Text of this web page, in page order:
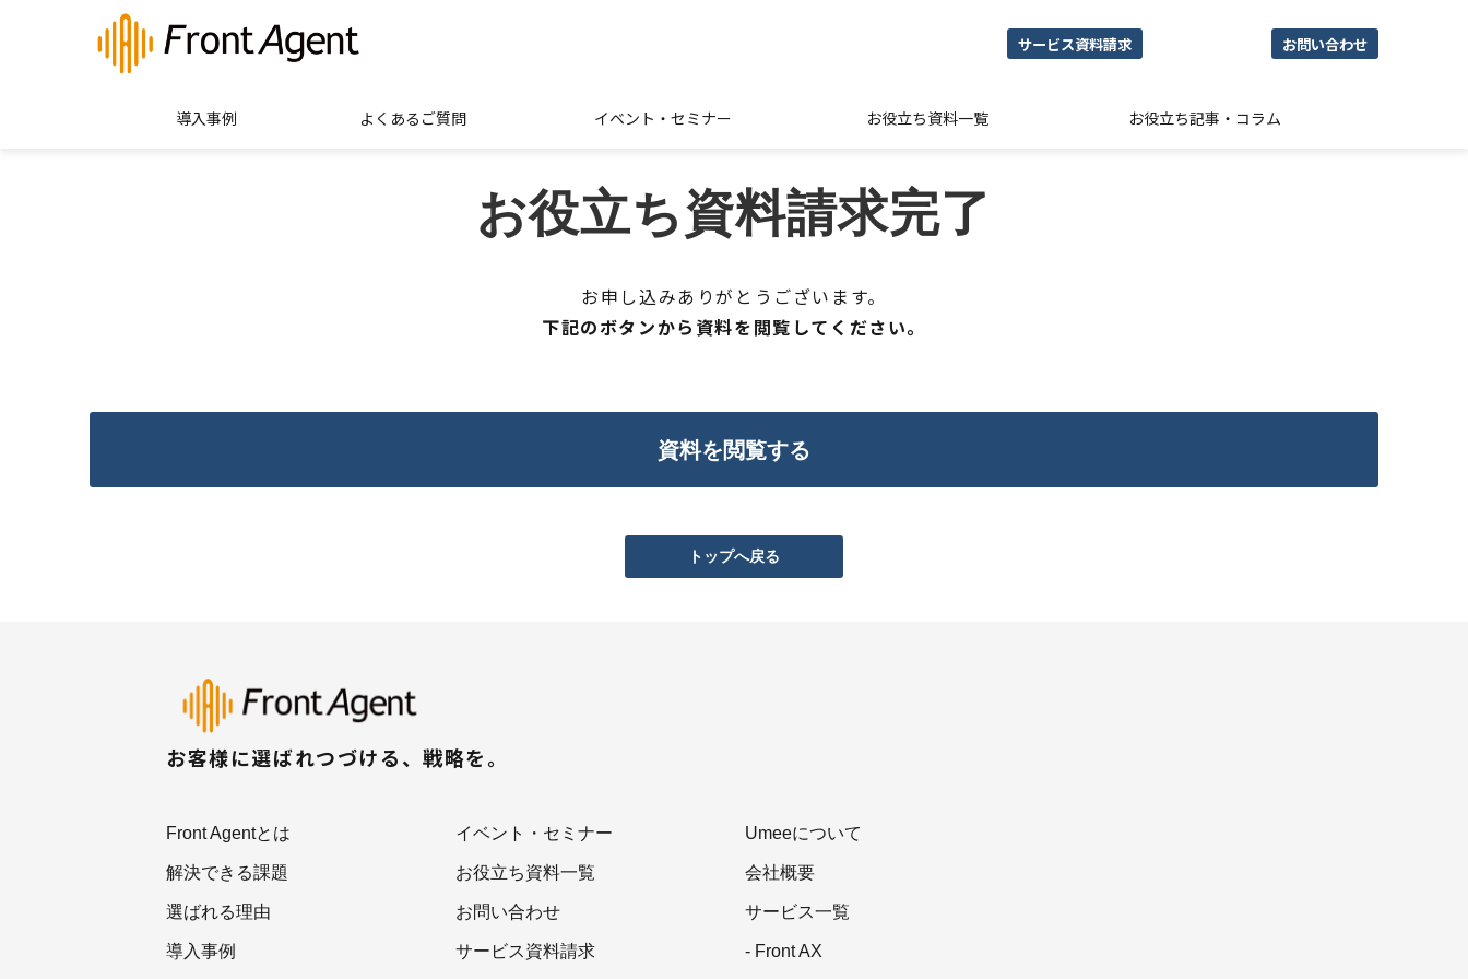
サービス資料請求 お問い合わせ
導入事例 よくあるご質問 イベント・セミナー お役立ち資料一覧 お役立ち記事・コラム
お役立ち資料請求完了
お申し込みありがとうございます。
下記のボタンから資料を閲覧してください。
資料を閲覧する
トップへ戻る
お客様に選ばれつづける、戦略を。
Front Agentとは
解決できる課題
選ばれる理由
導入事例
イベント・セミナー
お役立ち資料一覧
お問い合わせ
サービス資料請求
Umeeについて
会社概要
サービス一覧
- Front AX